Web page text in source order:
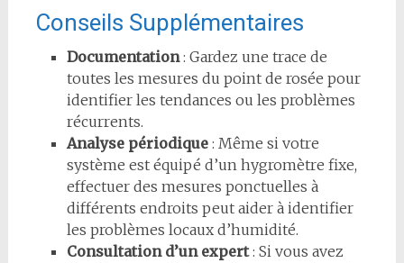
Conseils Supplémentaires
Documentation: Gardez une trace de
toutes les mesures du point de rosée pour
identifier les tendances ou les problèmes
récurrents.
Analyse périodique: Même si votre
système est équipé d’un hygromètre fixe,
effectuer des mesures ponctuelles à
différents endroits peut aider à identifier
les problèmes locaux d’humidité.
Consultation d’un expert: Si vous avez